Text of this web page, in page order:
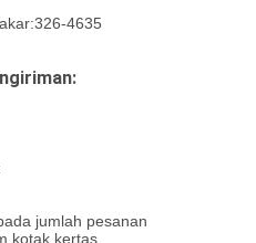
4635
jumlah pesanan
kotak kertas